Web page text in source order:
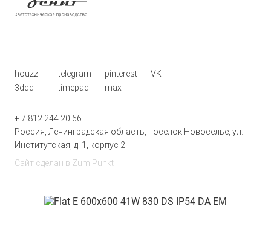
houzz telegram pinterest
VK
3ddd
timepad max
+ 7 812 244 20 66
Россия, Ленинградская область, поселок Новоселье, ул.
Институтская, д. 1, корпус 2.
Сайт сделан в Zum Punkt